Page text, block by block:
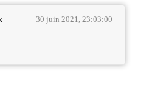
30 juin 2021, 23:03:00